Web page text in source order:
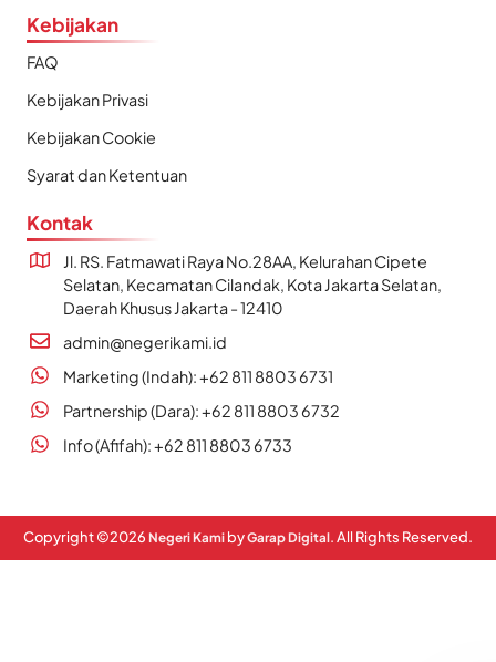
Kebijakan
FAQ
Kebijakan Privasi
Kebijakan Cookie
Syarat dan Ketentuan
Kontak
Jl. RS. Fatmawati Raya No.28AA, Kelurahan Cipete
Selatan, Kecamatan Cilandak, Kota Jakarta Selatan,
Daerah Khusus Jakarta - 12410
admin@negerikami.id
Marketing (Indah): +62 811 8803 6731
Partnership (Dara): +62 811 8803 6732
Info (Afifah): +62 811 8803 6733
Copyright ©2026 Negeri Kami byGarap Digital. All Rights Reserved.